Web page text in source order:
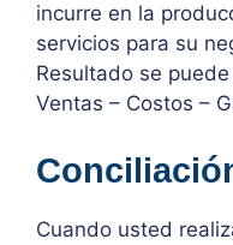
incurre en la
servicios para su
Resultado se
Ventas – Costos –
Cuando usted